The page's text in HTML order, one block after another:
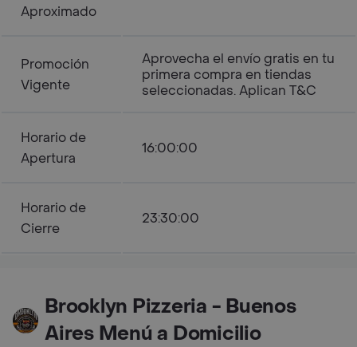
Aproximado
Promoción
Vigente
Aprovecha el envío gratis en tu
primera compra en tiendas
seleccionadas. Aplican T&C
Horario de
Apertura
16:00:00
Horario de
Cierre
23:30:00
Brooklyn Pizzeria - Buenos
Aires Menú a Domicilio